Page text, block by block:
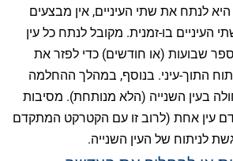
לנתח את שתי העיניים, אין מבצעים
העיניים בו-זמנית. מקובל לנתח כל עין
שבועות (או חודשים) כדי לפזר את
התוך-עיני. בנוסף, במהלך ההחלמה
בעין השנייה (הלא מנותחת). מסיבות
עין אחת (לרוב זו עם הקטרקט המתקדם
לניתוח של העין השנייה.